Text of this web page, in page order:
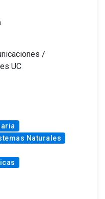
/
UC
Naturales